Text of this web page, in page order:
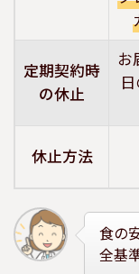
定期契約時
の休止
お
休止方法
食の
全基